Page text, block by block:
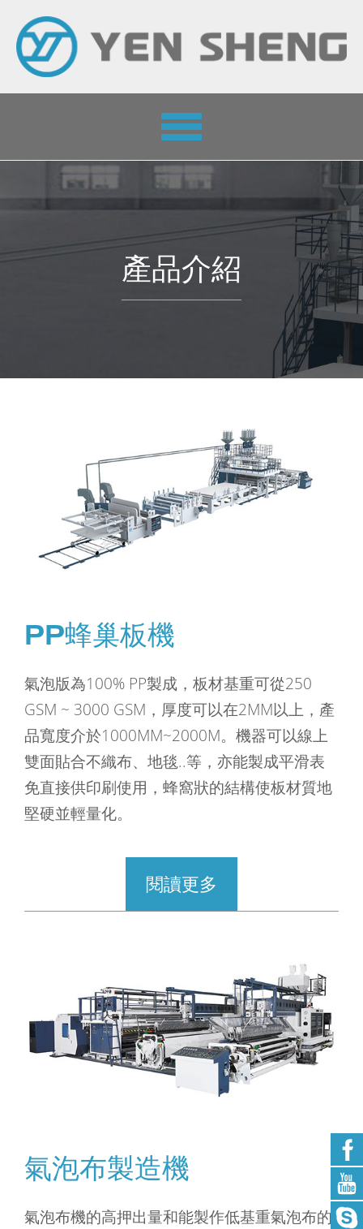
Toggle
navigation
產品介紹
PP蜂巢板機
氣泡版為100% PP製成，板材基重可從250
GSM ~ 3000 GSM，厚度可以在2MM以上，產
品寬度介於1000MM~2000M。機器可以線上
雙面貼合不織布、地毯..等，亦能製成平滑表
免直接供印刷使用，蜂窩狀的結構使板材質地
堅硬並輕量化。
閱讀更多
氣泡布製造機
氣泡布機的高押出量和能製作低基重氣泡布的